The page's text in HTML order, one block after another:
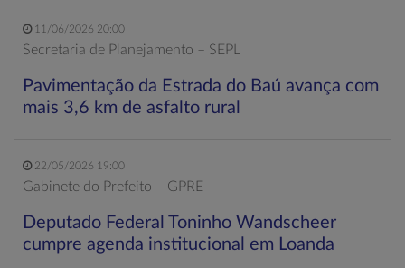
11/06/2026 20:00
Secretaria de Planejamento – SEPL
Pavimentação da Estrada do Baú avança com
mais 3,6 km de asfalto rural
22/05/2026 19:00
Gabinete do Prefeito – GPRE
Deputado Federal Toninho Wandscheer
cumpre agenda institucional em Loanda